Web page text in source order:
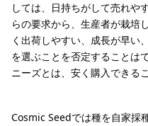
しては、日持ちがして売れや
らの要求から、生産者が栽培
く出荷しやすい、成長が早い
を選ぶことを否定することは
ニーズとは、安く購入できる
Cosmic Seedでは種を自家採